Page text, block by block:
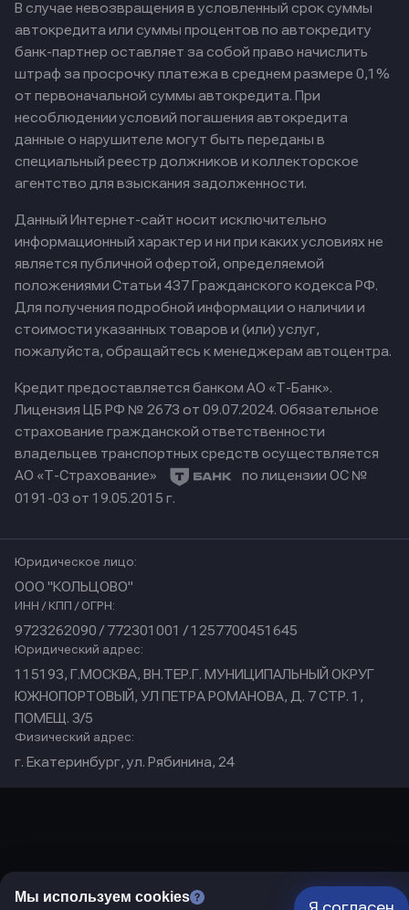
Мы используем cookies
В случае невозвращения в условленный срок суммы
автокредита или суммы процентов по автокредиту
банк-партнер оставляет за собой право начислить
штраф за просрочку платежа в среднем размере 0,1%
от первоначальной суммы автокредита. При
несоблюдении условий погашения автокредита
данные о нарушителе могут быть переданы в
специальный реестр должников и коллекторское
агентство для взыскания задолженности.
Данный Интернет-сайт носит исключительно
информационный характер и ни при каких условиях не
является публичной офертой, определяемой
положениями Статьи 437 Гражданского кодекса РФ.
Для получения подробной информации о наличии и
стоимости указанных товаров и (или) услуг,
пожалуйста, обращайтесь к менеджерам автоцентра.
Кредит предоставляется банком АО «Т-Банк».
Лицензия ЦБ РФ № 2673 от 09.07.2024. Обязательное
страхование гражданской ответственности
владельцев транспортных средств осуществляется
АО «Т-Страхование»
по лицензии ОС №
0191-03 от 19.05.2015 г.
Юридическое лицо:
ООО "КОЛЬЦОВО"
ИНН / КПП / ОГРН:
9723262090 / 772301001 / 1257700451645
Юридический адрес:
115193, Г.МОСКВА, ВН.ТЕР.Г. МУНИЦИПАЛЬНЫЙ ОКРУГ
ЮЖНОПОРТОВЫЙ, УЛ ПЕТРА РОМАНОВА, Д. 7 СТР. 1,
ПОМЕЩ. 3/5
Физический адрес:
г. Екатеринбург, ул. Рябинина, 24